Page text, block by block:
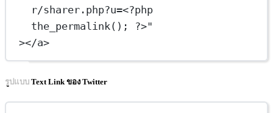
r/sharer.php?u=<?php
the_permalink(); ?>"
></a>
รูปแบบ Text Link ของ Twitter